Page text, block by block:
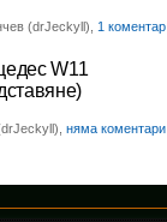
(drJeckyll), 1 коментар
W11
няма коментари